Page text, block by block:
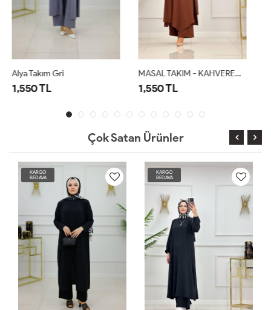
1,550 TL
Alya Takım Kahverengi
1,550 TL
Çok Satan Ürünler
KARGO
BEDAVA
KARGO
BEDAVA